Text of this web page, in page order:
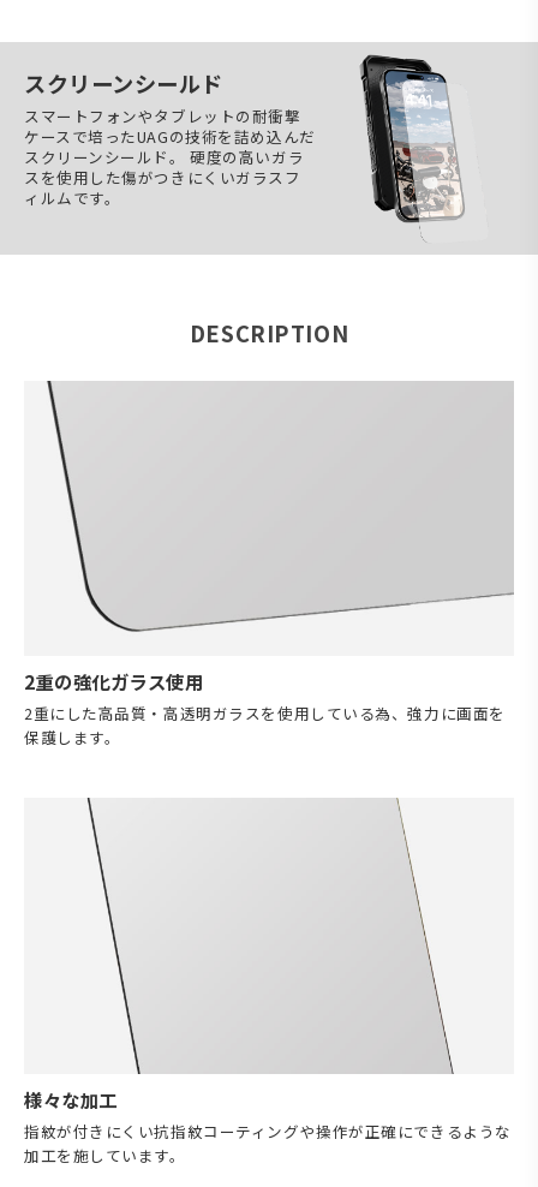
スクリーンシールド
スマートフォンやタブレットの耐衝撃
ケースで培ったUAGの技術を詰め込んだ
スクリーンシールド。 硬度の高いガラ
スを使用した傷がつきにくいガラスフ
ィルムです。
DESCRIPTION
2重の強化ガラス使用
2重にした高品質・高透明ガラスを使用している為、強力に画面を
保護します。
様々な加工
指紋が付きにくい抗指紋コーティングや操作が正確にできるような
加工を施しています。